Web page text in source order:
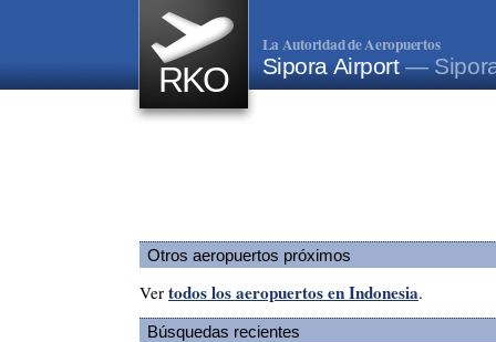
RKO
La Autoridad de Aeropuertos
Sipora Airport—
Otros aeropuertos próximos
Ver todos los aeropuertos en Indonesia.
Búsquedas recientes